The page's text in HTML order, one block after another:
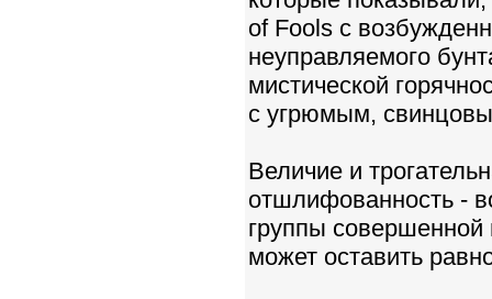
of Fools с
неуправляемого
мистической
с угрюмым,
Величие и
отшлифованность -
группы совершенной
может оставить